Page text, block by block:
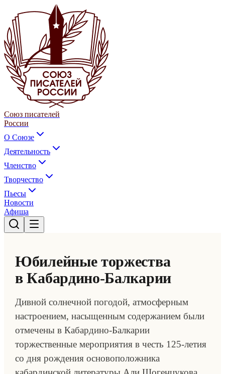
Союз писателей
России
О Союзе
Деятельность
Членство
Творчество
Пьесы
Новости
Афиша
Юбилейные торжества
в Кабардино-Балкарии
Дивной солнечной погодой, атмосферным
настроением, насыщенным содержанием были
отмечены в Кабардино-Балкарии
торжественные мероприятия в честь 125-летия
со дня рождения основоположника